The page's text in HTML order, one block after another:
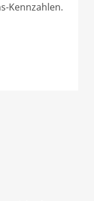
Kennzahlen.